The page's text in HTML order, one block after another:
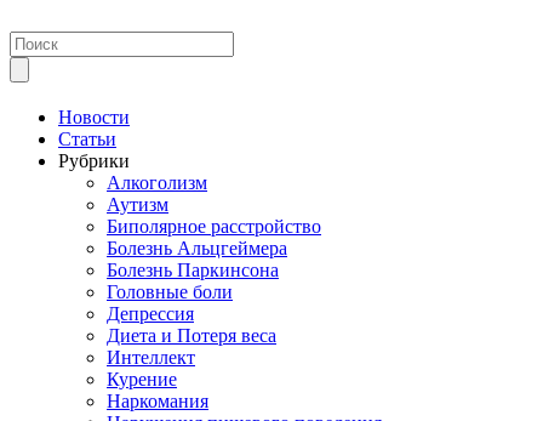
Новости
Статьи
Рубрики
Алкоголизм
Аутизм
Биполярное расстройство
Болезнь Альцгеймера
Болезнь Паркинсона
Головные боли
Депрессия
Диета и Потеря веса
Интеллект
Курение
Наркомания